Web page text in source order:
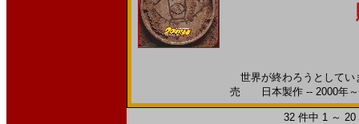
世界が終わろうとしてい
売 日本製作 -- 2000年～
32 件中 1 ～